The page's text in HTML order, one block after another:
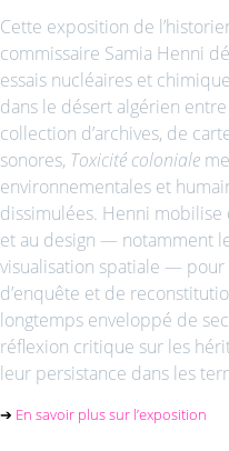
Cette exposition de
commissaire Samia Henni
essais nucléaires et
dans le désert algérien
collection d’archives, de
sonores, Toxicité coloniale
environnementales et
dissimulées. Henni mobilise
et au design — notamment
visualisation spatiale —
d’enquête et de
longtemps enveloppé de
réflexion critique sur les
leur persistance dans les
➔ En savoir plus sur l’exposition